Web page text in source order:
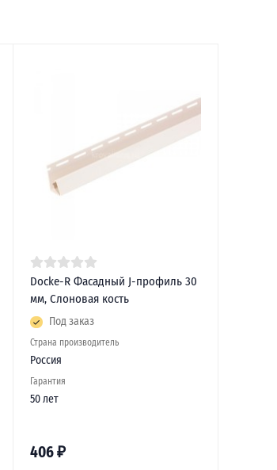
Docke-R Фасадный J-профиль 30
мм, Слоновая кость
Под заказ
Страна производитель
Россия
Гарантия
50 лет
406₽